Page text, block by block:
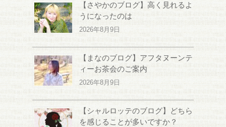
【さやかのブログ】高く見れるよ
うになったのは
2026年8月9日
【まなのブログ】アフタヌーンテ
ィーお茶会のご案内
2026年8月9日
【シャルロッテのブログ】どちら
を感じることが多いですか？